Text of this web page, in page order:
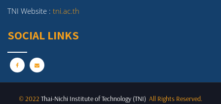
TNI Website : tni.ac.th
SOCIAL LINKS
© 2022 Thai-Nichi Institute of Technology (TNI) All Rights Reserved.